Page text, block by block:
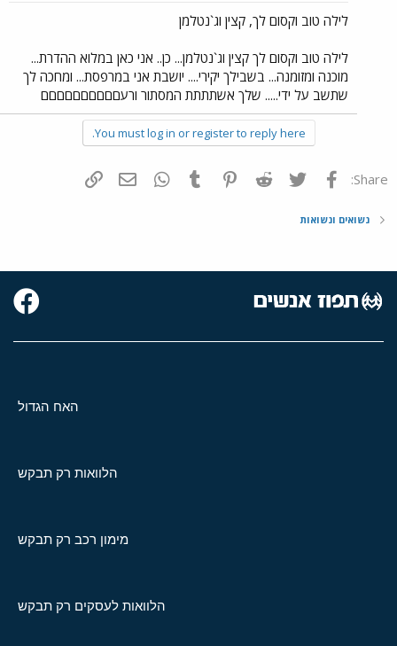
לילה טוב וקסום לך, קצין וג`נטלמן
לילה טוב וקסום לך קצין וג`נטלמן... כן.. אני כאן במלוא ההדרת...
מוכנה ומזומנה... בשבילך יקירי.... יושבת אני במרפסת... ומחכה לך
שתשב על ידי..... שלך אשתתתת המסתור ורעםםםםםםםםםם
You must log in or register to reply here.
Share: פייסבוק Twitter
Reddit
Pinterest
Tumblr
WhatsAppדואר אלקטרוני
נשואים ונשואות
האח הגדול
הלוואות רק תבקש
מימון רכב רק תבקש
הלוואות לעסקים רק תבקש